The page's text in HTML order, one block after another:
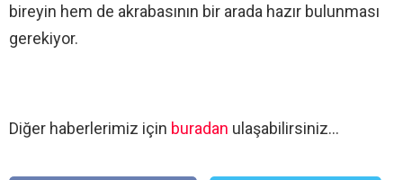
bireyin hem de akrabasının bir arada hazır bulunması
gerekiyor.
Diğer haberlerimiz için buradan ulaşabilirsiniz…